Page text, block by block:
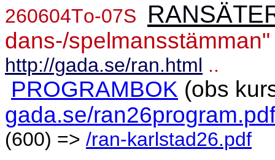
260604To-07S
dans-/spelmansstämman"
http://gada.se/ran.html ..
PROGRAMBOK (obs
gada.se/ran26program.pdf
(600) => /ran-karlstad26.pdf